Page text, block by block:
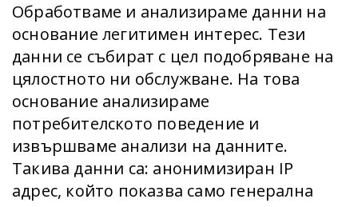
Обработваме и анализираме данни на
основание легитимен интерес. Тези
данни се събират с цел подобряване на
цялостното ни обслужване. На това
основание анализираме
потребителското поведение и
извършваме анализи на данните.
Такива данни са: анонимизиран IP
адрес, който показва само генерална